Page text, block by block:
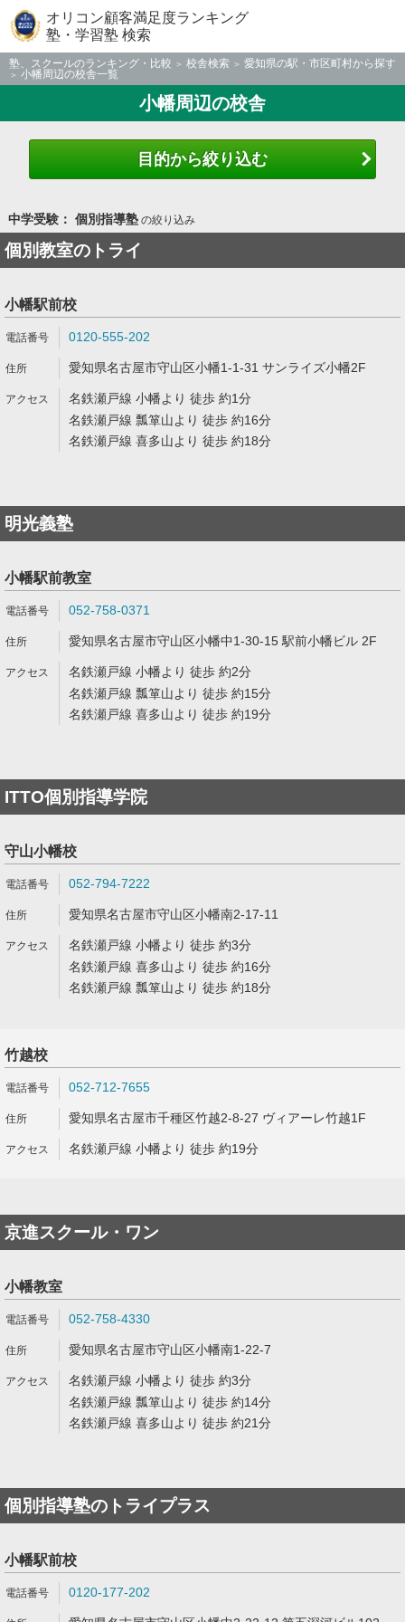
オリコン顧客満足度ランキング
塾・学習塾 検索
塾、スクールのランキング・比較 校舎検索
愛知県の駅・市区町村から探す
小幡周辺の校舎一覧
小幡周辺の校舎
目的から絞り込む
中学受験： 個別指導塾の絞り込み
個別教室のトライ
小幡駅前校
0120-555-202
愛知県名古屋市守山区小幡1-1-31 サンライズ小幡2F
名鉄瀬戸線 小幡より 徒歩 約1分
名鉄瀬戸線 瓢箪山より 徒歩 約16分
名鉄瀬戸線 喜多山より 徒歩 約18分
明光義塾
小幡駅前教室
052-758-0371
愛知県名古屋市守山区小幡中1-30-15 駅前小幡ビル 2F
名鉄瀬戸線 小幡より 徒歩 約2分
名鉄瀬戸線 瓢箪山より 徒歩 約15分
名鉄瀬戸線 喜多山より 徒歩 約19分
ITTO個別指導学院
守山小幡校
052-794-7222
愛知県名古屋市守山区小幡南2-17-11
名鉄瀬戸線 小幡より 徒歩 約3分
名鉄瀬戸線 喜多山より 徒歩 約16分
名鉄瀬戸線 瓢箪山より 徒歩 約18分
竹越校
052-712-7655
愛知県名古屋市千種区竹越2-8-27 ヴィアーレ竹越1F
名鉄瀬戸線 小幡より 徒歩 約19分
京進スクール・ワン
小幡教室
052-758-4330
愛知県名古屋市守山区小幡南1-22-7
名鉄瀬戸線 小幡より 徒歩 約3分
名鉄瀬戸線 瓢箪山より 徒歩 約14分
名鉄瀬戸線 喜多山より 徒歩 約21分
個別指導塾のトライプラス
小幡駅前校
0120-177-202